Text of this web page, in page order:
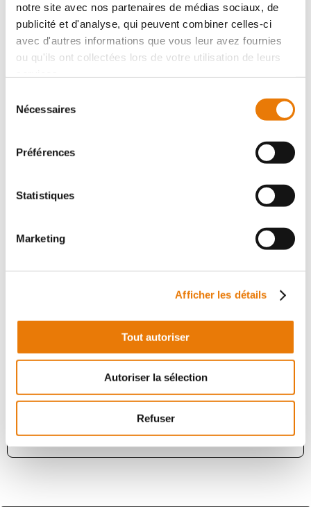
notre site avec nos partenaires de médias sociaux, de
publicité et d'analyse, qui peuvent combiner celles-ci
avec d'autres informations que vous leur avez fournies
ou qu'ils ont collectées lors de votre utilisation de leurs
Nécessaires
Préférences
Statistiques
Marketing
Afficher les détails
Tout autoriser
Autoriser la sélection
Refuser
IZON 560 000 €HT
à IZON, Consultimo vous propose deux cellules
d'activités à la vente d'une surface totale de 525 m². Elle
Local d'activité
Achat - 350 m²
A 10 minutes de N89 dans la nouvelle ZA de la Landotte
à IZON, Consultimo vous propose deux cellules
se compose de 280 m²...